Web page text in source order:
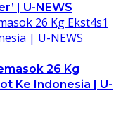
| U-NEWS
26 Kg
Ke Indonesia | U-